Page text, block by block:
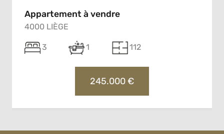
Appartement à vendre
4000 LIÈGE
3 1 112
245.000 €